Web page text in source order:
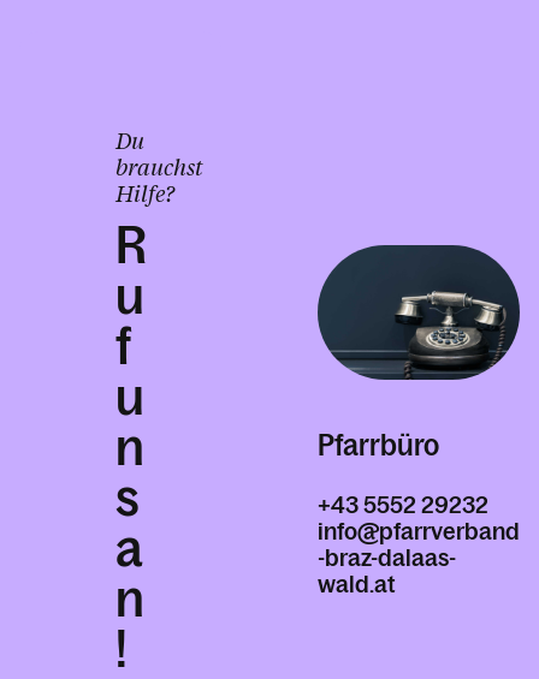
Pfarrbüro
+43 5552 29232
info@pfarrverband
-braz-dalaas-
wald.at
Du
brauchst
Hilfe?
R
u
f
u
n
s
a
n
!